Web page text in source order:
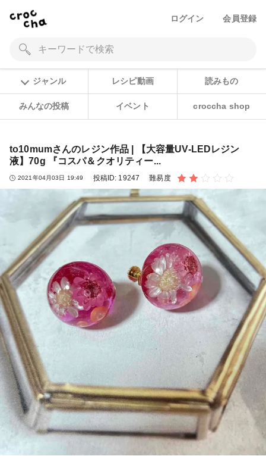
ログイン 会員登録
ジャンル レシピ動画 読みもの
みんなの投稿 イベント croccha shop
to10mumさんのレジン作品 | 【大容量UV-LEDレジン
液】70g 『コスパ＆クオリティー...
2021年04月03日 19:49 投稿ID: 19247 難易度